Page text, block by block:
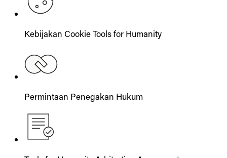
Kebijakan Cookie Tools for Humanity
Permintaan Penegakan Hukum